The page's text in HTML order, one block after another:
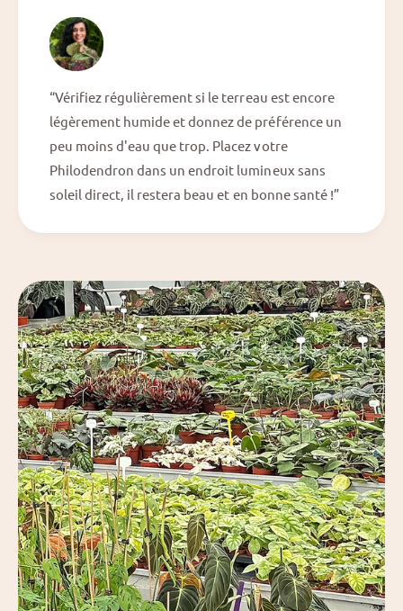
“Vérifiez régulièrement si le terreau est encore
légèrement humide et donnez de préférence un
peu moins d'eau que trop. Placez votre
Philodendron dans un endroit lumineux sans
soleil direct, il restera beau et en bonne santé !”